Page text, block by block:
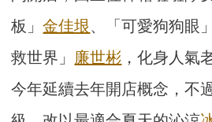
板」金佳垠、「可愛狗狗眼」
救世界」 廉世彬 ，化身人氣
今年延續去年開店概念，不